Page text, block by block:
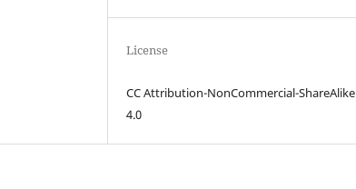
License
CC Attribution-NonCommercial-ShareAlike
4.0